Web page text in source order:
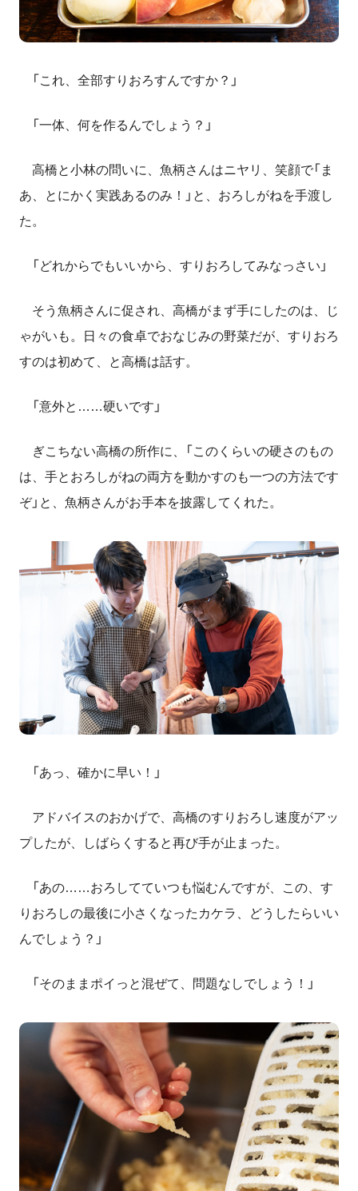
「これ、全部すりおろすんですか？」
「一体、何を作るんでしょう？」
高橋と小林の問いに、魚柄さんはニヤリ、笑顔で「ま
あ、とにかく実践あるのみ！」と、おろしがねを手渡し
た。
「どれからでもいいから、すりおろしてみなっさい」
そう魚柄さんに促され、高橋がまず手にしたのは、じ
ゃがいも。日々の食卓でおなじみの野菜だが、すりおろ
すのは初めて、と高橋は話す。
「意外と……硬いです」
ぎこちない高橋の所作に、「このくらいの硬さのもの
は、手とおろしがねの両方を動かすのも一つの方法です
ぞ」と、魚柄さんがお手本を披露してくれた。
「あっ、確かに早い！」
アドバイスのおかげで、高橋のすりおろし速度がアッ
プしたが、しばらくすると再び手が止まった。
「あの……おろしてていつも悩むんですが、この、す
りおろしの最後に小さくなったカケラ、どうしたらいい
んでしょう？」
「そのままポイっと混ぜて、問題なしでしょう！」